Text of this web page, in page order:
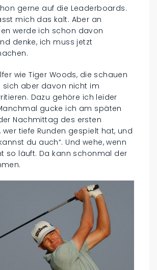
gerne auf die Leaderboards.
mich das kalt. Aber an
werde ich schon davon
denke, ich muss jetzt
wie Tiger Woods, die schauen
sich aber davon nicht im
Dazu gehöre ich leider
gucke ich am späten
Nachmittag des ersten
wer tiefe Runden gespielt hat, und
du auch“. Und wehe, wenn
so läuft. Da kann schonmal der